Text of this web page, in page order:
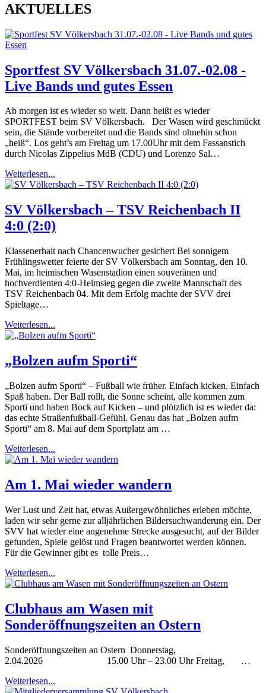
AKTUELLES
Sportfest SV Völkersbach 31.07.-02.08 -
Live Bands und gutes Essen
Ab morgen ist es wieder so weit. Dann heißt es wieder
SPORTFEST beim SV Völkersbach. Der Wasen wird geschmückt
sein, die Stände vorbereitet und die Bands sind ohnehin schon
„heiß“. Los geht’s am Freitag um 17.00Uhr mit dem Fassanstich
durch Nicolas Zippelius MdB (CDU) und Lorenzo Sal…
Weiterlesen...
SV Völkersbach – TSV Reichenbach II
4:0 (2:0)
Klassenerhalt nach Chancenwucher gesichert Bei sonnigem
Frühlingswetter feierte der SV Völkersbach am Sonntag, den 10.
Mai, im heimischen Wasenstadion einen souveränen und
hochverdienten 4:0-Heimsieg gegen die zweite Mannschaft des
TSV Reichenbach 04. Mit dem Erfolg machte der SVV drei
Spieltage…
Weiterlesen...
„Bolzen aufm Sporti“
„Bolzen aufm Sporti“ – Fußball wie früher. Einfach kicken. Einfach
Spaß haben. Der Ball rollt, die Sonne scheint, alle kommen zum
Sporti und haben Bock auf Kicken – und plötzlich ist es wieder da:
das echte Straßenfußball-Gefühl. Genau das hat „Bolzen aufm
Sporti“ am 8. Mai auf dem Sportplatz am …
Weiterlesen...
Am 1. Mai wieder wandern
Wer Lust und Zeit hat, etwas Außergewöhnliches erleben möchte,
laden wir sehr gerne zur alljährlichen Bildersuchwanderung ein. Der
SVV hat wieder eine angenehme Strecke ausgesucht, auf der Bilder
gefunden, Spiele gelöst und Fragen beantwortet werden können.
Für die Gewinner gibt es tolle Preis…
Weiterlesen...
Clubhaus am Wasen mit
Sonderöffnungszeiten an Ostern
Sonderöffnungszeiten an Ostern Donnerstag,
2.04.2026 15.00 Uhr – 23.00 Uhr Freitag, …
Weiterlesen...